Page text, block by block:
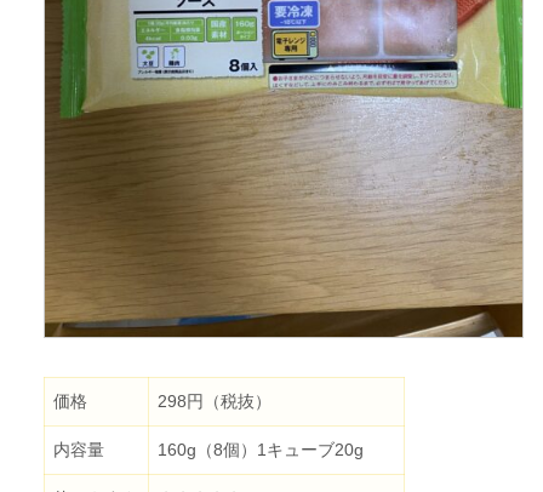
価格 298円（税抜）
内容量 160g（8個）1キューブ20g